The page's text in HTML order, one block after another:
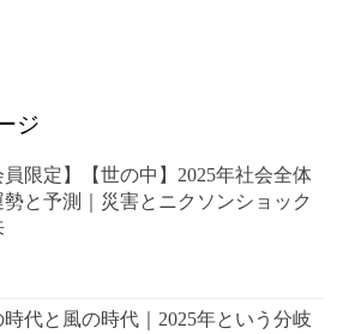
ジ
員限定】【世の中】2025年社会全体
勢と予測｜災害とニクソンショック
時代と風の時代｜2025年という分岐